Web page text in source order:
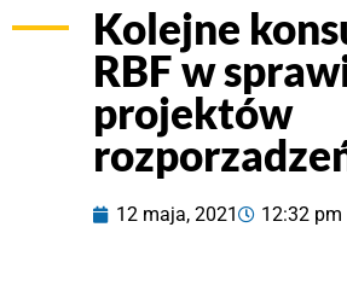
Kolejne
RBF w
projektów
12 maja, 2021 12:32 pm